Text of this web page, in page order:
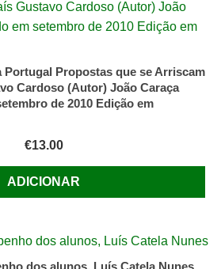
Portugal Propostas que se Arriscam
Cardoso (Autor) João Caraça
de 2010 Edição em
€13.00
ADICIONAR
dos alunos, Luís Catela Nunes